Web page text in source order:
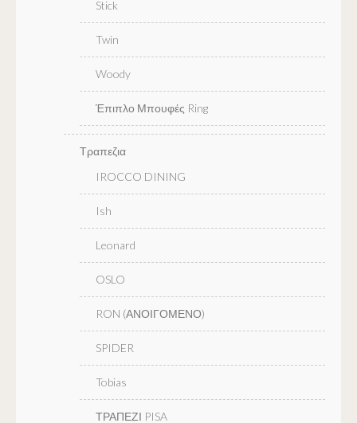
Stick
Twin
Woody
Έπιπλο Μπουφές Ring
Τραπεζια
IROCCO DINING
Ish
Leonard
OSLO
RON (ΑΝΟΙΓΟΜΕΝΟ)
SPIDER
Tobias
ΤΡΑΠΕΖΙ PISA